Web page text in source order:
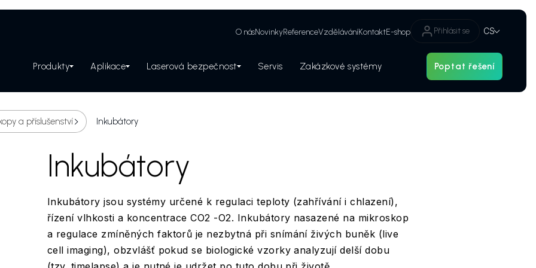
O násNovinkyReferenceVzděláváníKontaktE-shop Přihlásit se CS
Produkty Aplikace Laserová bezpečnost Servis Zakázkové systémy HledatPoptat řešení
a příslušenství Inkubátory
Inkubátory
Inkubátory jsou systémy určené k regulaci teploty (zahřívání i chlazení),
řízení vlhkosti a koncentrace CO2 -O2. Inkubátory nasazené na mikroskop
a regulace zmíněných faktorů je nezbytná při snímání živých buněk (live
cell imaging), obzvlášť pokud se biologické vzorky analyzují delší dobu